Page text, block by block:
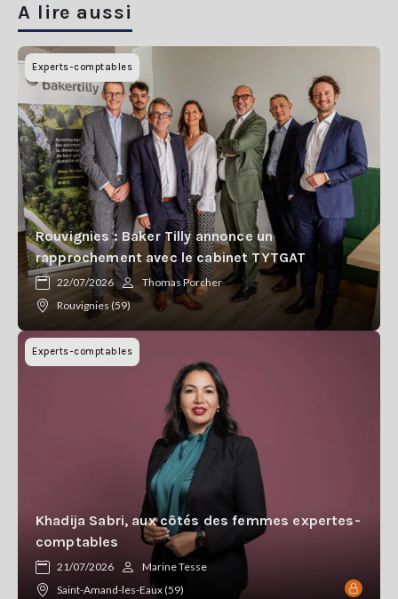
A lire aussi
Experts-comptables
Rouvignies : Baker Tilly annonce un
rapprochement avec le cabinet TYTGAT
22/07/2026
Thomas Porcher
Rouvignies (59)
Experts-comptables
Khadija Sabri, aux côtés des femmes expertes-
comptables
21/07/2026
Marine Tesse
Saint-Amand-les-Eaux (59)